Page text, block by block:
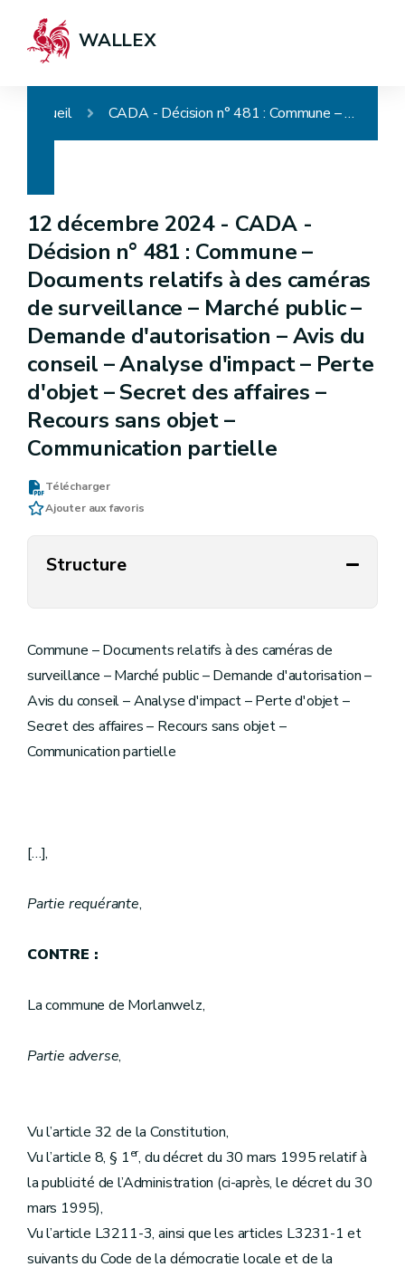
WALLEX
Accueil CADA - Décision n° 481 : Commune – Documents relatifs à des caméras de surveillance – Marché public – Demande d'autorisation – Avis du conseil – Analyse d'impact – Perte d'objet – Secret des affaires – Recours sans objet – Communication partielle
12 décembre 2024 - CADA -
Décision n° 481 : Commune –
Documents relatifs à des caméras
de surveillance – Marché public –
Demande d'autorisation – Avis du
conseil – Analyse d'impact – Perte
d'objet – Secret des affaires –
Recours sans objet –
Communication partielle
Télécharger
Ajouter aux favoris
Structure
Commune – Documents relatifs à des caméras de
surveillance – Marché public – Demande d'autorisation –
Avis du conseil – Analyse d'impact – Perte d'objet –
Secret des affaires – Recours sans objet –
Communication partielle
[…],
Partie requérante,
CONTRE :
La commune de Morlanwelz,
Partie adverse,
Vu l’article 32 de la Constitution,
Vu l’article 8, § 1er, du décret du 30 mars 1995 relatif à
la publicité de l’Administration (ci-après, le décret du 30
mars 1995),
Vu l’article L3211-3, ainsi que les articles L3231-1 et
suivants du Code de la démocratie locale et de la